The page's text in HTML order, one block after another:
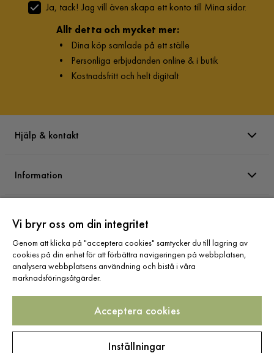
Ja, tack! Jag vill även skapa ett konto till Mina sidor.
Allt detta och mycket mer:
• Dina köp samlade på ett ställe
• Personliga erbjudanden online & i butik
• Kostnadsfritt och helt digitalt
Hjälp & kontakt
Information
Sortiment
Följ oss
Vi bryr oss om din integritet
Genom att klicka på "acceptera cookies" samtycker du till lagring av
cookies på din enhet för att förbättra navigeringen på webbplatsen,
analysera webbplatsens användning och bistå i våra
marknadsföringsåtgärder.
Acceptera cookies
Inställningar